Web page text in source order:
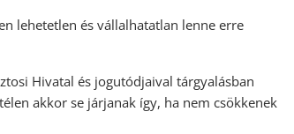
lehetetlen és vállalhatatlan lenne erre
Hivatal és jogutódjaival tárgyalásban
akkor se járjanak így, ha nem csökkenek